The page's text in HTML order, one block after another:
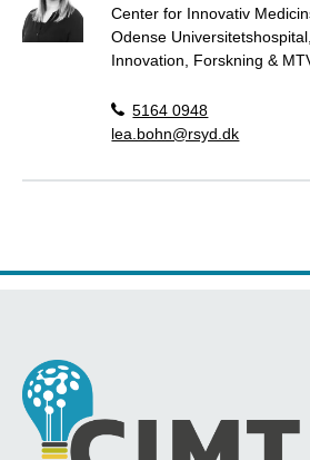
Center for Innovativ
Odense
Innovation, Forskning &
5164 0948
lea.bohn@rsyd.dk